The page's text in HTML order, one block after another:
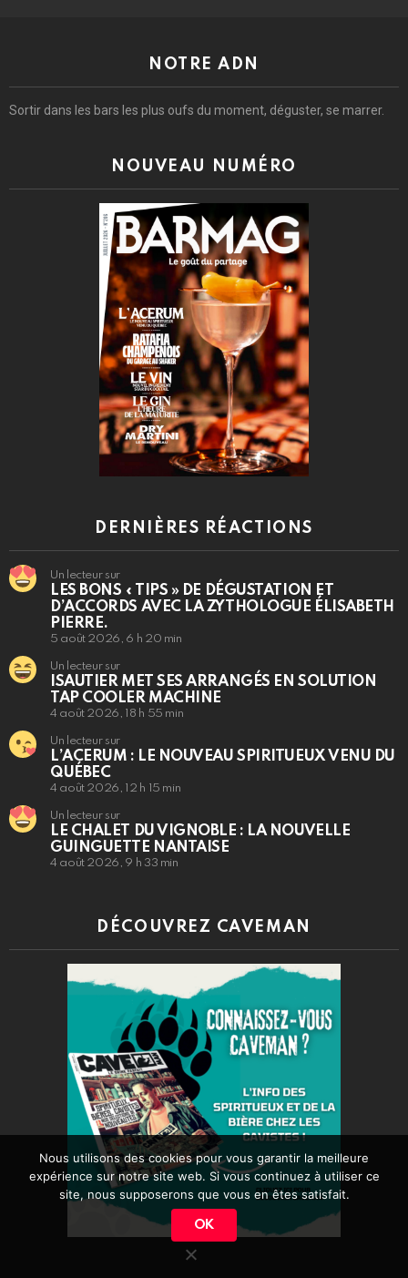
NOTRE ADN
Sortir dans les bars les plus oufs du moment, déguster, se marrer.
NOUVEAU NUMÉRO
DERNIÈRES RÉACTIONS
Un lecteur sur
LES BONS « TIPS » DE DÉGUSTATION ET
D’ACCORDS AVEC LA ZYTHOLOGUE ÉLISABETH
PIERRE.
5 août 2026, 6 h 20 min
Un lecteur sur
ISAUTIER MET SES ARRANGÉS EN SOLUTION
TAP COOLER MACHINE
4 août 2026, 18 h 55 min
Un lecteur sur
L’ACERUM : LE NOUVEAU SPIRITUEUX VENU DU
QUÉBEC
4 août 2026, 12 h 15 min
Un lecteur sur
LE CHALET DU VIGNOBLE : LA NOUVELLE
GUINGUETTE NANTAISE
4 août 2026, 9 h 33 min
DÉCOUVREZ CAVEMAN
Nous utilisons des cookies pour vous garantir la meilleure
expérience sur notre site web. Si vous continuez à utiliser ce
site, nous supposerons que vous en êtes satisfait.
OK